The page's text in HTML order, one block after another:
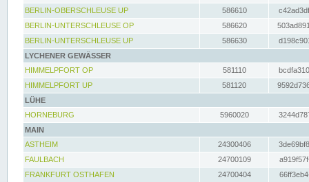
BERLIN-OBERSCHLEUSE UP
586610
BERLIN-UNTERSCHLEUSE OP
586620
BERLIN-UNTERSCHLEUSE UP
586630
LYCHENER GEWÄSSER
HIMMELPFORT OP
581110
HIMMELPFORT UP
581120
LÜHE
HORNEBURG
5960020
MAIN
ASTHEIM
24300406
FAULBACH
24700109
FRANKFURT OSTHAFEN
24700404